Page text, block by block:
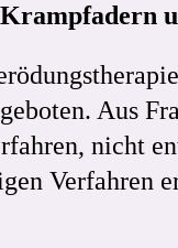
Aus
nicht
Verfahren